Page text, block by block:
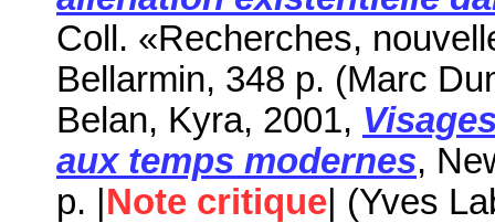
Coll. «Recherches,
Bellarmin, 348 p. (Marc
Belan, Kyra, 2001,
aux temps modernes,
p. | Note critique | (Yves